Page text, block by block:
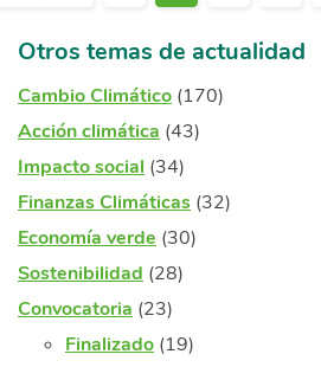
Otros temas de actualidad
Cambio Climático (170)
Acción climática (43)
Impacto social (34)
Finanzas Climáticas (32)
Economía verde (30)
Sostenibilidad (28)
Convocatoria (23)
Finalizado (19)